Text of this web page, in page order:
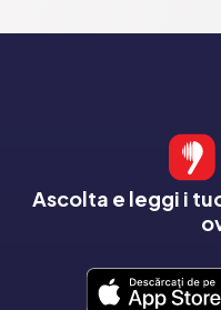
Ascolta e leggi i